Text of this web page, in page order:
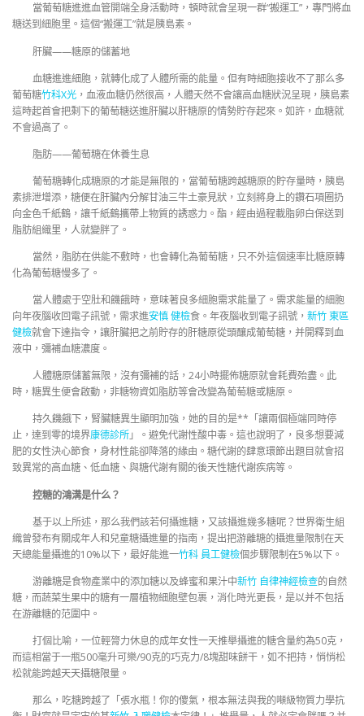
當葡萄糖進進血管開端全身活動時，頓時就會呈現一群“搬運工”，專門將血
糖送到細胞里。這個“搬運工”就是胰島素。
肝臟——糖原的儲蓄地
血糖進進細胞，就轉化成了人體所需的能量。但有時細胞接收不了那么多
葡萄糖竹科X光 ，血液血糖仍然很高，人體天然不會讓高血糖狀況呈現，胰島素
這時起首會把剩下的葡萄糖送進肝臟以肝糖原的情勢貯存起來。如許，血糖就
不會過高了。
脂肪——葡萄糖在休養生息
葡萄糖轉化成糖原的才能是無限的，當葡萄糖跨越糖原的貯存量時，胰島
素排泄增添，糖便在肝臟內分解甘油三牛土豪見狀，立刻將身上的鑽石項圈扔
向金色千紙鶴，讓千紙鶴攜帶上物質的誘惑力。酯，經由過程載脂卵白保送到
脂肪組織里，人就變胖了。
當然，脂肪在供能不敷時，也會轉化為葡萄糖，只不外這個速率比糖原轉
化為葡萄糖慢多了。
當人體處于空肚和饑餓時，意味著良多細胞需求能量了。需求能量的細胞
向年夜腦收回電子訊號，需求進安慎 健檢食。年夜腦收到電子訊號， 新竹 東區
健檢就會下達指令，讓肝臟把之前貯存的肝糖原從頭釀成葡萄糖，并開釋到血
液中，彌補血糖濃度。
人體糖原儲蓄無限，沒有彌補的話，24小時擺佈糖原就會耗費殆盡。此
時，糖異生便會啟動，非糖物資如脂肪等會改變為葡萄糖或糖原。
持久饑餓下，腎臟糖異生顯明加強，她的目的是**「讓兩個極端同時停
止，達到零的境界康德診所」。避免代謝性酸中毒。這也說明了，良多想要減
肥的女性決心節食，身材性能卻降落的緣由。糖代謝的肆意環節出題目就會招
致異常的高血糖、低血糖、與糖代謝有關的後天性糖代謝疾病等。
控糖的鴻溝是什么？
基于以上所述，那么我們該若何攝進糖，又該攝進幾多糖呢？世界衛生組
織曾發布有關成年人和兒童糖攝進量的指南，提出把游離糖的攝進量限制在天
天總能量攝進的10%以下，最好能進一竹科 員工健檢個步驟限制在5%以下。
游離糖是食物產業中的添加糖以及蜂蜜和果汁中新竹 自律神經檢查的自然
糖，而蔬菜生果中的糖有一層植物細胞壁包裹，消化時光更長，是以并不包括
在游離糖的范圍中。
打個比喻，一位輕膂力休息的成年女性一天推舉攝進的糖含量約為50克，
而這相當于一瓶500毫升可樂/90克的巧克力/8塊甜味餅干，如不把持，悄悄松
松就能跨越天天攝糖限量。
那么，吃糖跨越了「張水瓶！你的傻氣，根本無法與我的噸級物質力學抗